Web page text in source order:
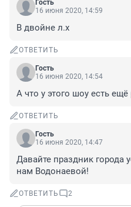
Гость
16 июня 2020, 14:59
В двойне л.х
ОТВЕТИТЬ
Гость
16 июня 2020, 14:54
А что у этого шоу есть ещё
ОТВЕТИТЬ
Гость
16 июня 2020, 14:47
Давайте праздник города
нам Водонаевой!
ОТВЕТИТЬ 2